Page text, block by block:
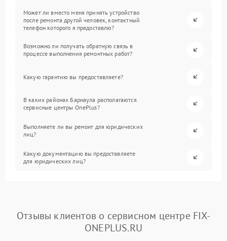
Может ли вместо меня принять устройство
после ремонта другой человек, контактный
телефон которого я предоставлю?
Возможно ли получать обратную связь в
процессе выполнения ремонтных работ?
Какую гарантию вы предоставляете?
В каких районах Барнаула располагаются
сервисные центры OnePlus?
Выполняете ли вы ремонт для юридических
лиц?
Какую документацию вы предоставляете
для юридических лиц?
Отзывы клиентов о сервисном центре FIX-
ONEPLUS.RU